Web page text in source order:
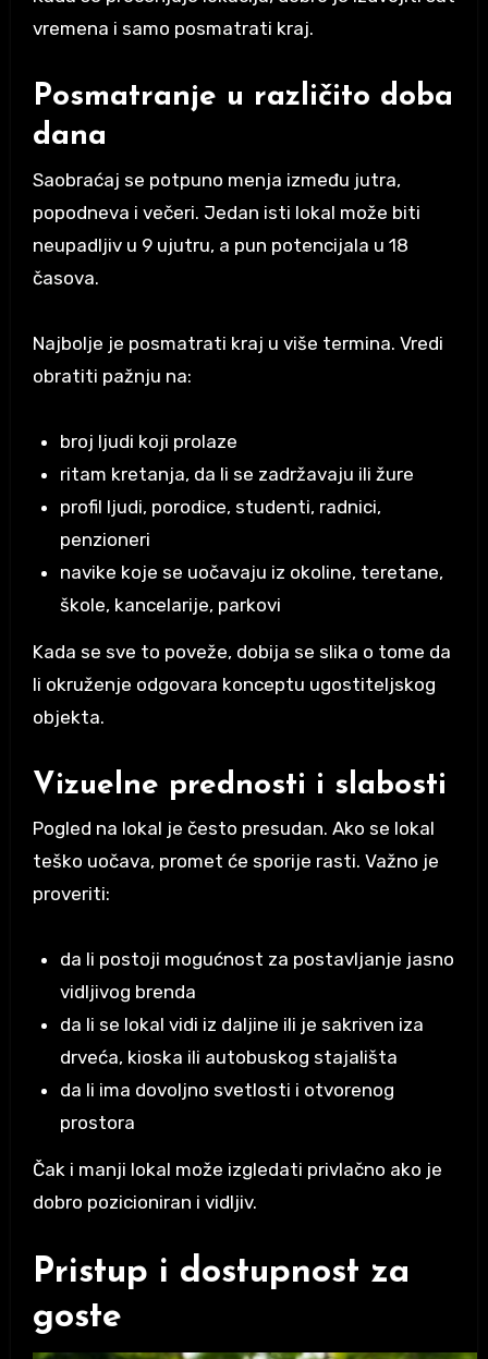
vremena i samo posmatrati kraj.
Posmatranje u različito doba
dana
Saobraćaj se potpuno menja između jutra,
popodneva i večeri. Jedan isti lokal može biti
neupadljiv u 9 ujutru, a pun potencijala u 18
časova.
Najbolje je posmatrati kraj u više termina. Vredi
obratiti pažnju na:
broj ljudi koji prolaze
ritam kretanja, da li se zadržavaju ili žure
profil ljudi, porodice, studenti, radnici,
penzioneri
navike koje se uočavaju iz okoline, teretane,
škole, kancelarije, parkovi
Kada se sve to poveže, dobija se slika o tome da
li okruženje odgovara konceptu ugostiteljskog
objekta.
Vizuelne prednosti i slabosti
Pogled na lokal je često presudan. Ako se lokal
teško uočava, promet će sporije rasti. Važno je
proveriti:
da li postoji mogućnost za postavljanje jasno
vidljivog brenda
da li se lokal vidi iz daljine ili je sakriven iza
drveća, kioska ili autobuskog stajališta
da li ima dovoljno svetlosti i otvorenog
prostora
Čak i manji lokal može izgledati privlačno ako je
dobro pozicioniran i vidljiv.
Pristup i dostupnost za
goste